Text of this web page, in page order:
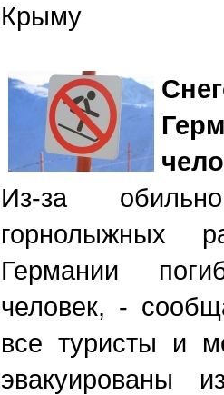
Крыму
Из-за
горнолыжных
Германии
человек, -
все туристы и
эвакуированы